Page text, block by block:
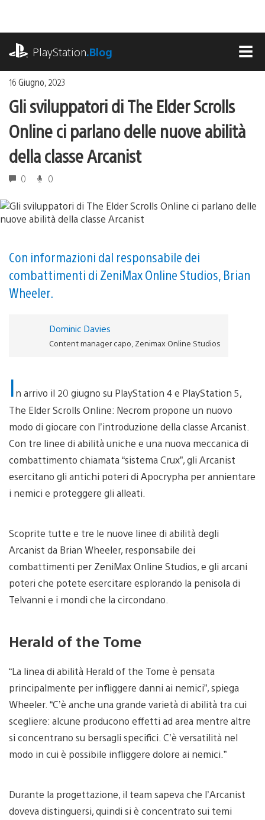
contenuto
PlayStation.Blog
16 Giugno, 2023
Gli sviluppatori di The Elder Scrolls
Online ci parlano delle nuove abilità
della classe Arcanist
0 0
Con informazioni dal responsabile dei
combattimenti di ZeniMax Online Studios, Brian
Wheeler.
Dominic Davies
Content manager capo, Zenimax Online Studios
In arrivo il 20 giugno su PlayStation 4 e PlayStation 5,
The Elder Scrolls Online: Necrom propone un nuovo
modo di giocare con l’introduzione della classe Arcanist.
Con tre linee di abilità uniche e una nuova meccanica di
combattimento chiamata “sistema Crux”, gli Arcanist
esercitano gli antichi poteri di Apocrypha per annientare
i nemici e proteggere gli alleati.
Scoprite tutte e tre le nuove linee di abilità degli
Arcanist da Brian Wheeler, responsabile dei
combattimenti per ZeniMax Online Studios, e gli arcani
poteri che potete esercitare esplorando la penisola di
Telvanni e i mondi che la circondano.
Herald of the Tome
“La linea di abilità Herald of the Tome è pensata
principalmente per infliggere danni ai nemici”, spiega
Wheeler. “C’è anche una grande varietà di abilità tra cui
scegliere: alcune producono effetti ad area mentre altre
si concentrano su bersagli specifici. C’è versatilità nel
modo in cui è possibile infliggere dolore ai nemici.”
Durante la progettazione, il team sapeva che l’Arcanist
doveva distinguersi, quindi si è concentrato sui temi